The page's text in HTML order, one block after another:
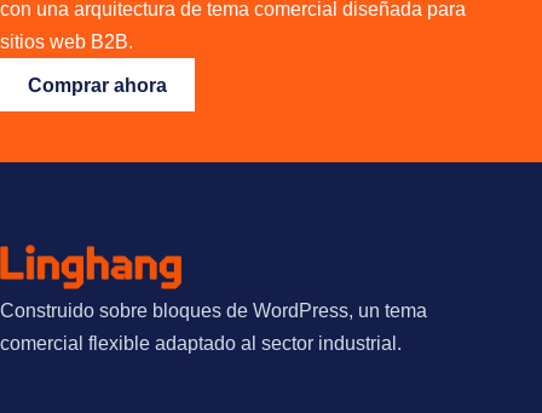
con una arquitectura de tema comercial diseñada para
sitios web B2B.
Comprar ahora
Construido sobre bloques de WordPress, un tema
comercial flexible adaptado al sector industrial.